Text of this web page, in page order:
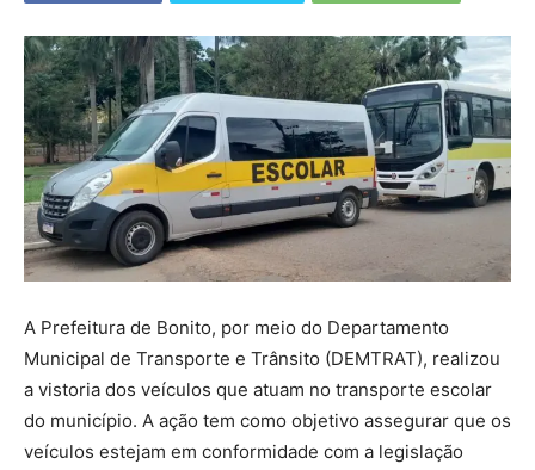
A Prefeitura de Bonito, por meio do Departamento
Municipal de Transporte e Trânsito (DEMTRAT), realizou
a vistoria dos veículos que atuam no transporte escolar
do município. A ação tem como objetivo assegurar que os
veículos estejam em conformidade com a legislação